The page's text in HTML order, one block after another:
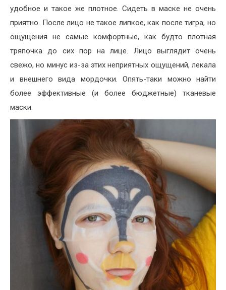
удобное и такое же плотное. Сидеть в маске не очень
приятно. После лицо не такое липкое, как после тигра, но
ощущения не самые комфортные, как будто плотная
тряпочка до сих пор на лице. Лицо выглядит очень
свежо, но минус из-за этих неприятных ощущений, лекала
и внешнего вида мордочки. Опять-таки можно найти
более эффективные (и более бюджетные) тканевые
маски.